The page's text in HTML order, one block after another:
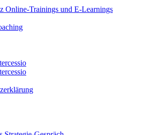
Online-Trainings und E-Learnings